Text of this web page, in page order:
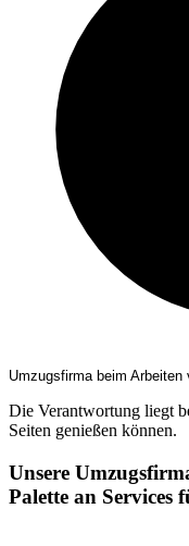
Umzugsfirma beim Arbeiten
Die Verantwortung liegt
Seiten genießen können.
Unsere
Palette an Services